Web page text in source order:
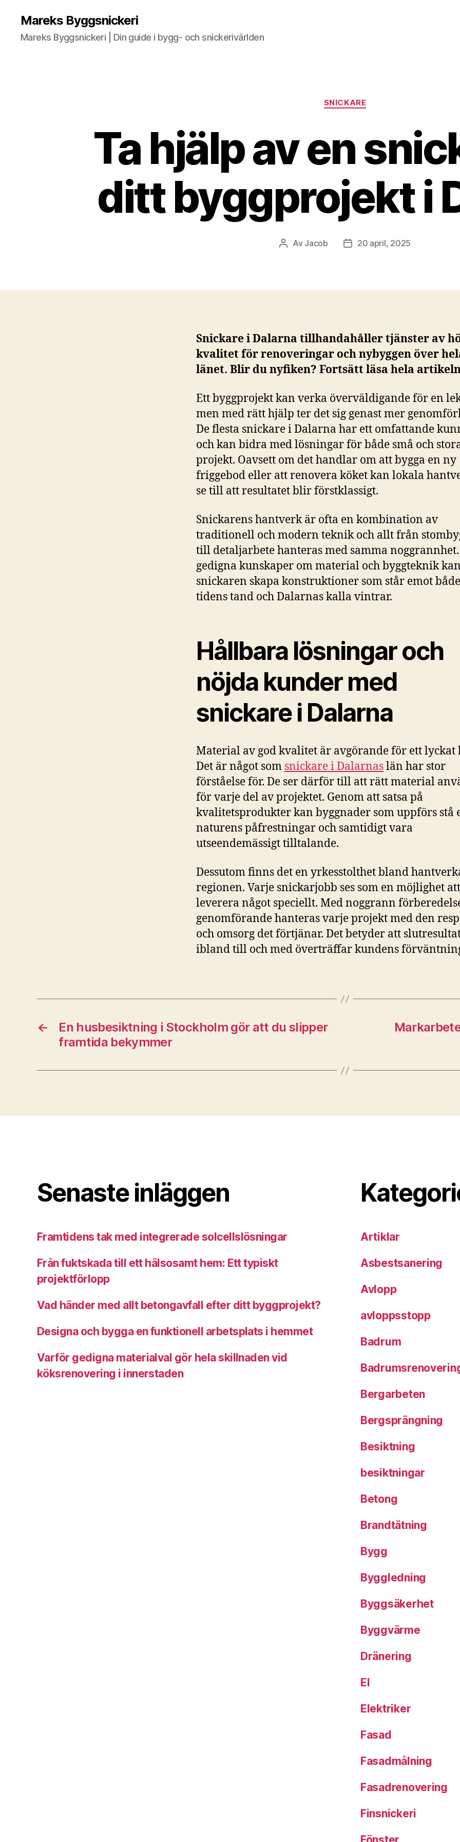
Mareks Byggsnickeri
Mareks Byggsnickeri | Din guide i bygg- och snickerivärlden
Kategorier
SNICKARE
Ta hjälp av en
ditt byggprojekt i
Inläggsförfattare
Av Jacob Inläggsdatum
20 april, 2025
Snickare i Dalarna tillhandahåller tjänster av
kvalitet för renoveringar och nybyggen över
länet. Blir du nyfiken? Fortsätt läsa hela
Ett byggprojekt kan verka överväldigande för en
men med rätt hjälp ter det sig genast mer
De flesta snickare i Dalarna har ett omfattande
och kan bidra med lösningar för både små och
projekt. Oavsett om det handlar om att bygga en ny
friggebod eller att renovera köket kan lokala
se till att resultatet blir förstklassigt.
Snickarens hantverk är ofta en kombination av
traditionell och modern teknik och allt från
till detaljarbete hanteras med samma
gedigna kunskaper om material och byggteknik
snickaren skapa konstruktioner som står emot både
tidens tand och Dalarnas kalla vintrar.
Hållbara lösningar och
nöjda kunder med
snickare i Dalarna
Material av god kvalitet är avgörande för ett lyckat
Det är något som snickare i Dalarnaslän har stor
förståelse för. De ser därför till att rätt material
för varje del av projektet. Genom att satsa på
kvalitetsprodukter kan byggnader som uppförs stå
naturens påfrestningar och samtidigt vara
utseendemässigt tilltalande.
Dessutom finns det en yrkesstolthet bland
regionen. Varje snickarjobb ses som en möjlighet att
leverera något speciellt. Med noggrann
genomförande hanteras varje projekt med den
och omsorg det förtjänar. Det betyder att
ibland till och med överträffar kundens
←
En husbesiktning i Stockholm gör att du slipper
framtida bekymmer
Senaste inläggen
Framtidens tak med integrerade solcellslösningar
Från fuktskada till ett hälsosamt hem: Ett typiskt
projektförlopp
Vad händer med allt betongavfall efter ditt byggprojekt?
Designa och bygga en funktionell arbetsplats i hemmet
Varför gedigna materialval gör hela skillnaden vid
köksrenovering i innerstaden
Artiklar
Asbestsanering
Avlopp
avloppsstopp
Badrum
Bergarbeten
Bergsprängning
Besiktning
besiktningar
Betong
Brandtätning
Bygg
Byggledning
Byggsäkerhet
Byggvärme
Dränering
El
Elektriker
Fasad
Fasadmålning
Fasadrenovering
Finsnickeri